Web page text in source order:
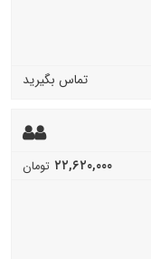
تماس بگیرید
۲۲,۶۲۰,۰۰۰ تومان